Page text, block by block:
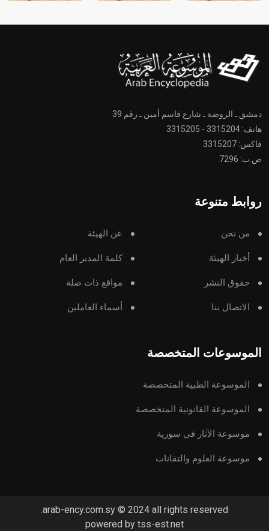
دمشق ـ الروضة ـ شارع قاسم أمين ـ رقم 39
هاتف: 3315204 - 3315205
فاكس: 3315207
ص.ب: 7296
روابط متنوعة
من نحن عن الهيئة
أخبار الهيئة كلمة المدير العام
حقوق النشر مواقع ذات صلة
الاتصال بنا أسماء العاملين
الموسوعات المتخصصة
الموسوعة الطبية المتخصصة
الموسوعة القانونية المتخصصة
موسوعة الآثار في سورية
موسوعة العلوم والتقانات
arab-ency.com.sy © 2024 all rights reserved.
powered by tss-est.net